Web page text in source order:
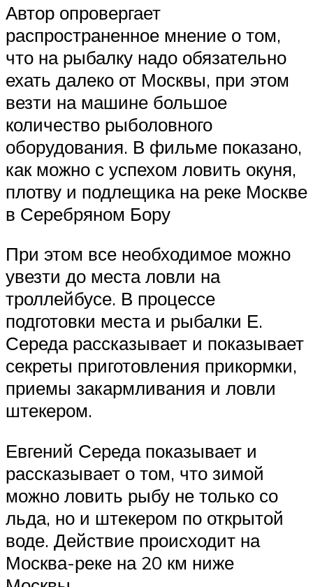
Автор опровергает
распространенное мнение о том,
что на рыбалку надо обязательно
ехать далеко от Москвы, при этом
везти на машине большое
количество рыболовного
оборудования. В фильме показано,
как можно с успехом ловить окуня,
плотву и подлещика на реке Москве
в Серебряном Бору
При этом все необходимое можно
увезти до места ловли на
троллейбусе. В процессе
подготовки места и рыбалки Е.
Середа рассказывает и показывает
секреты приготовления прикормки,
приемы закармливания и ловли
штекером.
Евгений Середа показывает и
рассказывает о том, что зимой
можно ловить рыбу не только со
льда, но и штекером по открытой
воде. Действие происходит на
Москва-реке на 20 км ниже